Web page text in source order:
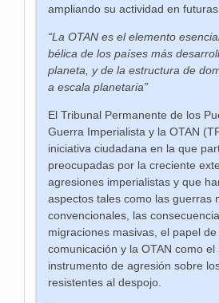
ampliando su actividad en
“La OTAN es el elemento
bélica de los países más
planeta, y de la estructura de
a escala planetaria”
El Tribunal Permanente de los
Guerra Imperialista y la OTAN
iniciativa ciudadana en la que
preocupadas por la creciente
agresiones imperialistas y que
aspectos tales como las guerras
convencionales, las
migraciones masivas, el papel
comunicación y la OTAN como el
instrumento de agresión sobre
resistentes al despojo.